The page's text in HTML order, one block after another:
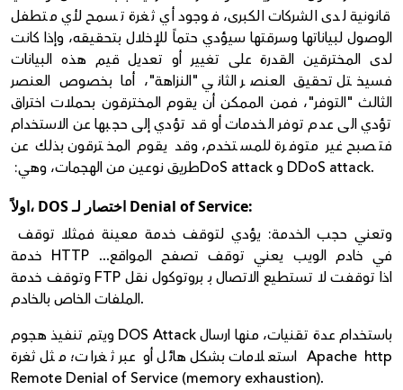
قانونية لدى الشركات الكبرى، فوجود أي ثغرة تسمح لأي متطفل
الوصول لبياناتها وسرقتها سيؤدي حتماً للإخلال بتحقيقه، وإذا كانت
لدى المخترقين القدرة على تغيير أو تعديل قيم هذه البيانات
فسيختل تحقيق العنصر الثاني "النزاهة"، أما بخصوص العنصر
الثالث "التوفر"، فمن الممكن أن يقوم المخترقون بحملات اختراق
تؤدي الى عدم توفر الخدمات أو قد تؤدي إلى حجبها عن الاستخدام
فتصبح غير متوفرة للمستخدم، وقد يقوم المخترقون بذلك عن
طريق نوعين من الهجمات، وهي:
‏DoS attack و DDoS attack.
اولاً، DOS اختصار لـ Denial of Service:
وتعني حجب الخدمة: يؤدي لتوقف خدمة معينة فمثلا توقف
خدمة HTTP في خادم الويب يعني توقف تصفح المواقع...
وتوقف خدمة FTP اذا توقفت لا تستطيع الاتصال بـ بروتوكول نقل
الملفات الخاص بالخادم.
ويتم تنفيذ هجوم DOS Attack باستخدام عدة تقنيات، منها ارسال
استعلامات بشكل هائل أو عبر ثغرات؛ مثل ثغرة Apache http
Remote Denial of Service (memory exhaustion).